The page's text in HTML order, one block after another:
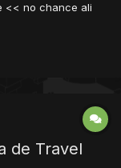
<< no chance ali
de 60 !! mais nao
de Travel